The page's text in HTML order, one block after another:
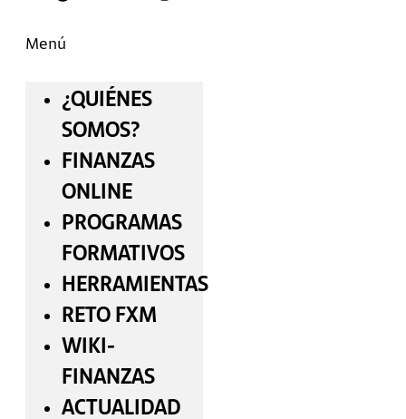
Menú
¿QUIÉNES
SOMOS?
FINANZAS
ONLINE
PROGRAMAS
FORMATIVOS
HERRAMIENTAS
RETO FXM
WIKI-
FINANZAS
ACTUALIDAD